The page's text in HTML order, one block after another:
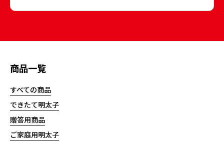
商品一覧
すべての商品
できたて明太子
贈答用商品
ご家庭用明太子